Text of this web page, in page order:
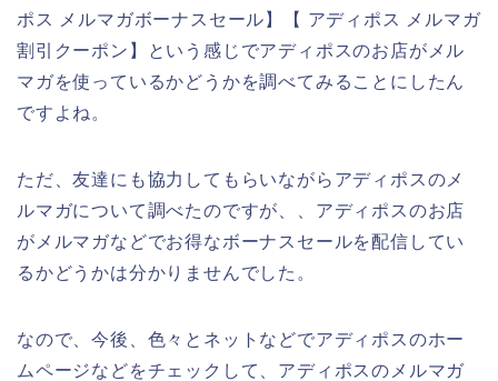
ポス メルマガボーナスセール】【 アディポス メルマガ
割引クーポン】という感じでアディポスのお店がメル
マガを使っているかどうかを調べてみることにしたん
ですよね。
ただ、友達にも協力してもらいながらアディポスのメ
ルマガについて調べたのですが、、アディポスのお店
がメルマガなどでお得なボーナスセールを配信してい
るかどうかは分かりませんでした。
なので、今後、色々とネットなどでアディポスのホー
ムページなどをチェックして、アディポスのメルマガ